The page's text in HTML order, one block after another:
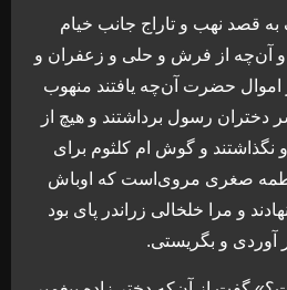
قصد نهب و تاراج جانب خیام
آن‌چه از فرش و حلی و زعفران و
اموال حضرت آن‌چه یافتند منهوب
دختران رسول برداشتند و هیچ از
و گوش ام کلثوم برای
صغری مروی‌است که اوباش
و مرا خلخالی زراندر پای بود
آوردی و بگریستی.